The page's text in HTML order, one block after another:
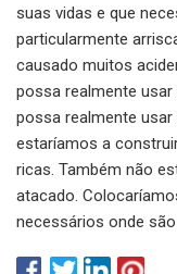
suas vidas e que
particularmente
causado muitos
possa realmente
possa realmente usar
estaríamos a
ricas. Também não
atacado.
necessários onde